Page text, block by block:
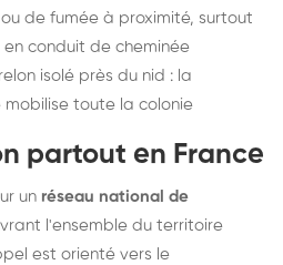
de fumée à proximité, surtout
conduit de cheminée
isolé près du nid : la
toute la colonie
partout en France
un réseau national de
l'ensemble du territoire
est orienté vers le